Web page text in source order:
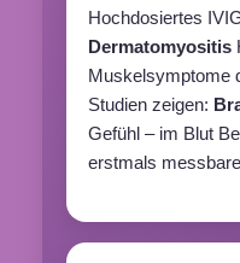
Hochdosiertes
Dermatomyositis
Muskelsymptome
Studien zeigen:
Gefühl – im Blut
erstmals